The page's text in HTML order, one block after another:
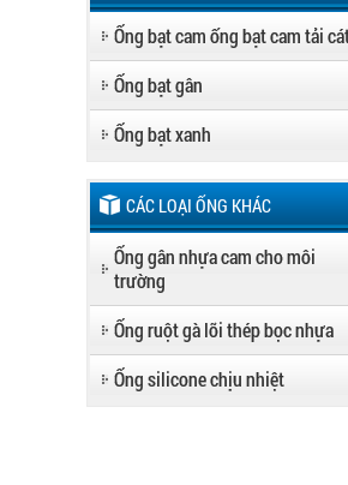
Ống bạt cam ống bạt cam tải
Ống bạt gân
Ống bạt xanh
CÁC LOẠI ỐNG KHÁC
Ống gân nhựa cam cho môi
trường
Ống ruột gà lõi thép bọc nhựa
Ống silicone chịu nhiệt